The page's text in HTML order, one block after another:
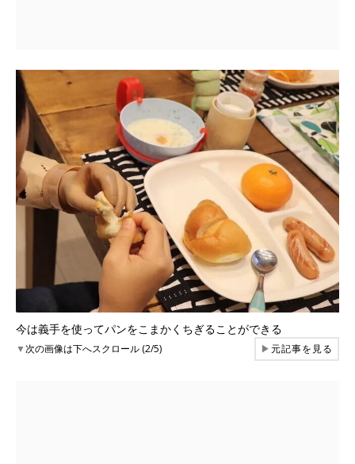
今は義手を使ってパンをこまかくちぎることができる
▼次の画像は下へスクロール (2/5) ▶元記事を見る